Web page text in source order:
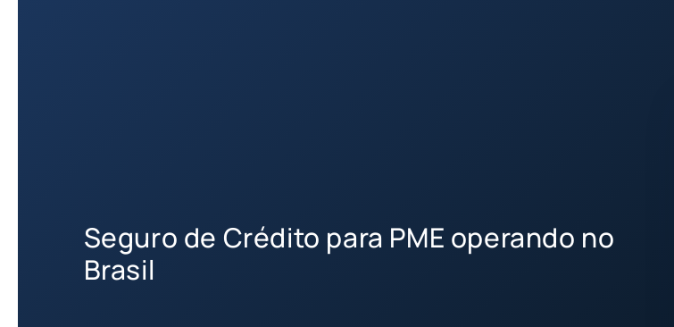
Seguro de Crédito para PME operando no
Brasil